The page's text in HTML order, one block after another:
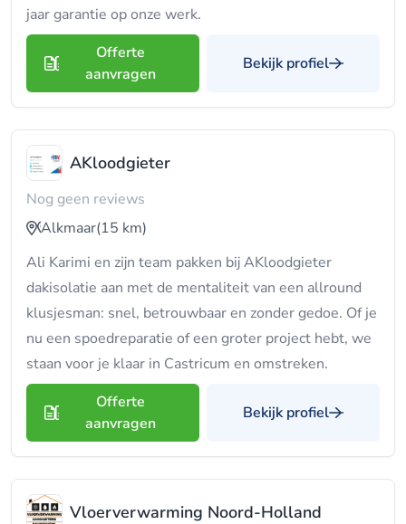
jaar garantie op onze werk.
Offerte
aanvragen
Bekijk profiel
AKloodgieter
Nog geen reviews
Alkmaar(15 km)
Ali Karimi en zijn team pakken bij AKloodgieter
dakisolatie aan met de mentaliteit van een allround
klusjesman: snel, betrouwbaar en zonder gedoe. Of je
nu een spoedreparatie of een groter project hebt, we
staan voor je klaar in Castricum en omstreken.
Offerte
aanvragen
Bekijk profiel
Vloerverwarming Noord-Holland